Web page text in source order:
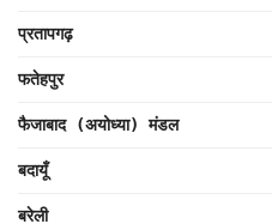
प्रतापगढ़
फतेहपुर
फैजाबाद (अयोध्या) मंडल
बदायूँ
बरेली